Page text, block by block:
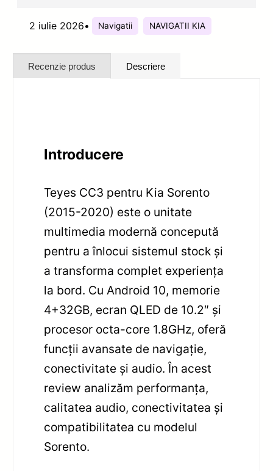
2 iulie 2026• Navigatii NAVIGATII KIA
Recenzie produs Descriere
Introducere
Teyes CC3 pentru Kia Sorento
(2015-2020) este o unitate
multimedia modernă concepută
pentru a înlocui sistemul stock și
a transforma complet experiența
la bord. Cu Android 10, memorie
4+32GB, ecran QLED de 10.2″ și
procesor octa-core 1.8GHz, oferă
funcții avansate de navigație,
conectivitate și audio. În acest
review analizăm performanța,
calitatea audio, conectivitatea și
compatibilitatea cu modelul
Sorento.